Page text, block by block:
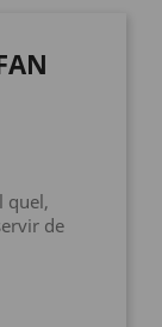
quel,
de